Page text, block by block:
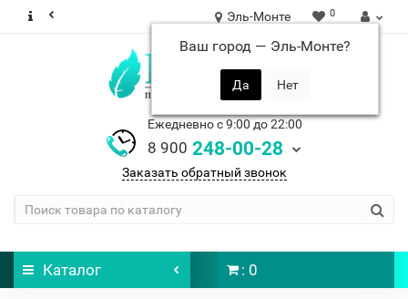
Эль-Монте
Ваш город — Эль-Монте?
0
Ежедневно с 9:00 до 22:00
8 900 248-00-28
Заказать обратный звонок
Каталог : 0